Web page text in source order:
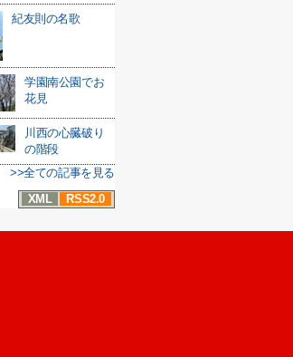
紀友則の名歌
学園南公園でお
花見
川西の心臓破り
の階段
>>全ての記事を見る
XML
RSS2.0